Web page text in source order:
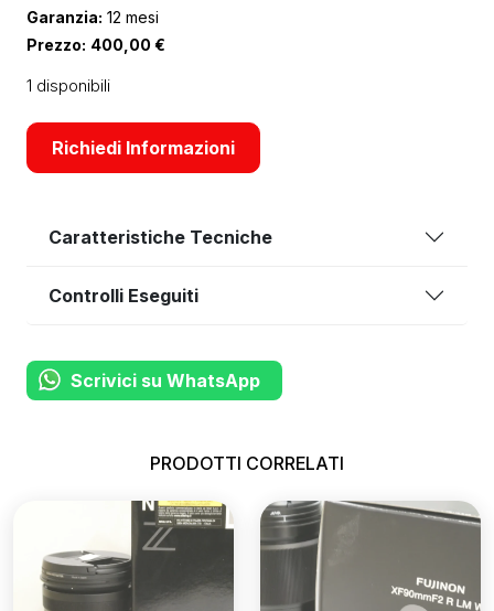
Garanzia: 12 mesi
Prezzo: 400,00 €
1 disponibili
Richiedi Informazioni
Caratteristiche Tecniche
Controlli Eseguiti
Scrivici su WhatsApp
PRODOTTI CORRELATI